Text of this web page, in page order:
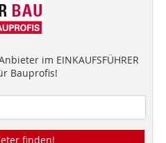
im EINKAUFSFÜHRER
Bauprofis!
finden!